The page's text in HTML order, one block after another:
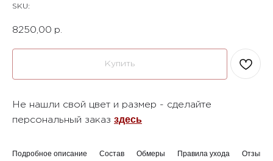
SKU:
8250,00 р.
Купить
Не нашли свой цвет и размер - сделайте
персональный заказ здесь
Подробное описание Состав Обмеры Правила ухода Отзывы
+7 (912) 802-23-22
CAPELLA